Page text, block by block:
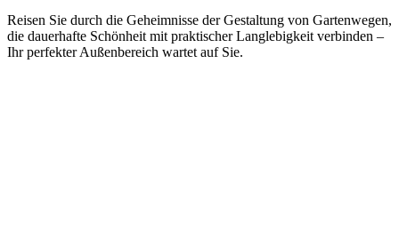
Reisen Sie durch die Geheimnisse der Gestaltung von Gartenwegen,
die dauerhafte Schönheit mit praktischer Langlebigkeit verbinden –
Ihr perfekter Außenbereich wartet auf Sie.